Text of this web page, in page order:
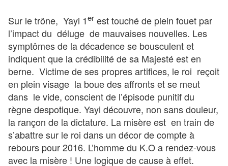
Sur le trône, Yayi 1er est touché de plein fouet par
l’impact du déluge de mauvaises nouvelles. Les
symptômes de la décadence se bousculent et
indiquent que la crédibilité de sa Majesté est en
berne. Victime de ses propres artifices, le roi reçoit
en plein visage la boue des affronts et se meut
dans le vide, conscient de l’épisode punitif du
règne despotique. Yayi découvre, non sans douleur,
la rançon de la dictature. La misère est en train de
s’abattre sur le roi dans un décor de compte à
rebours pour 2016. L’homme du K.O a rendez-vous
avec la misère ! Une logique de cause à effet.